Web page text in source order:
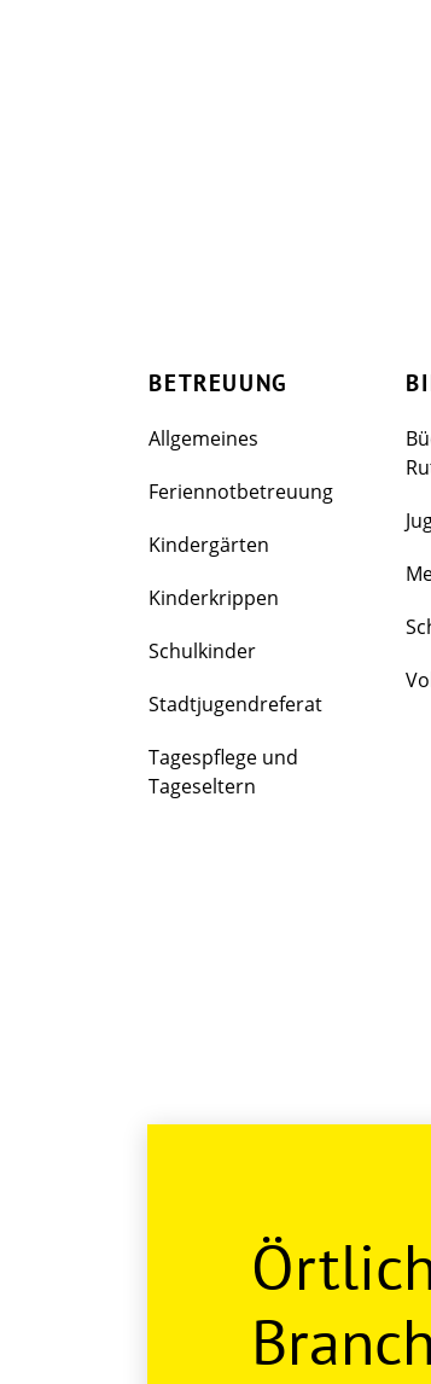
BETREUUNG
Allgemeines
Feriennotbetreuung
Kindergärten
Kinderkrippen
Schulkinder
Stadtjugendreferat
Tagespflege und
Tageseltern